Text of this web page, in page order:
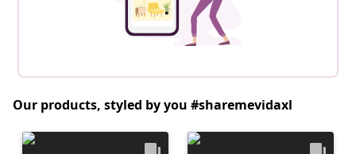
Our products, styled by you #sharemevidaxl